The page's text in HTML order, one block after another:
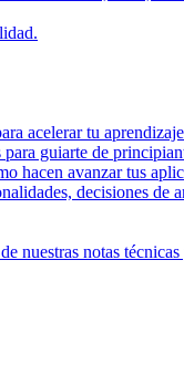
acelerar tu
guiarte de
hacen avanzar tus
decisiones de
nuestras notas técnicas